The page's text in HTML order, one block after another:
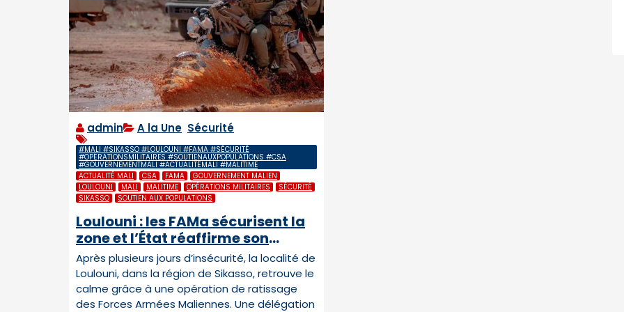
admin A la Une Sécurité
#MALI #SIKASSO #LOULOUNI #FAMA #SÉCURITÉ
#OPÉRATIONSMILITAIRES #SOUTIENAUXPOPULATIONS #CSA
#GOUVERNEMENTMALI #ACTUALITÉMALI #MALITIME
ACTUALITÉ MALI
CSA FAMA
GOUVERNEMENT MALIEN
LOULOUNI
MALI MALITIME OPÉRATIONS MILITAIRES
SÉCURITÉ
SIKASSO
SOUTIEN AUX POPULATIONS
Loulouni : les FAMa sécurisent la
zone et l’État réaffirme son
soutien aux populations
Après plusieurs jours d’insécurité, la localité de
Loulouni, dans la région de Sikasso, retrouve le
calme grâce à une opération de ratissage
des Forces Armées Maliennes. Une délégation